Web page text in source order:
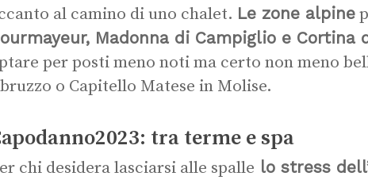
al camino di uno chalet. Le zone alpine
Madonna di Campiglio e Cortina
per posti meno noti ma certo non meno
o Capitello Matese in Molise.
tra terme e spa
chi desidera lasciarsi alle spalle lo stress